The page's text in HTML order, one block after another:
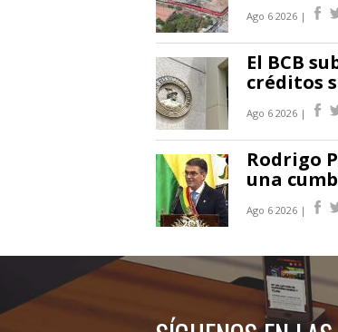
Ago 6 2026 |
El BCB
créditos
Ago 6 2026 |
Rodrigo
una
Ago 6 2026 |